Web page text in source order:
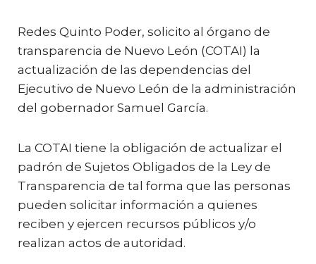
Redes Quinto Poder, solicito al órgano de
transparencia de Nuevo León (COTAI) la
actualización de las dependencias del
Ejecutivo de Nuevo León de la administración
del gobernador Samuel García.
La COTAI tiene la obligación de actualizar el
padrón de Sujetos Obligados de la Ley de
Transparencia de tal forma que las personas
pueden solicitar información a quienes
reciben y ejercen recursos públicos y/o
realizan actos de autoridad.